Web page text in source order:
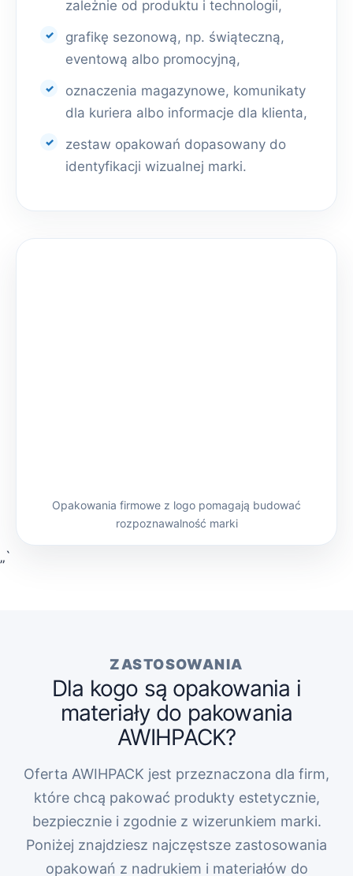
zależnie od produktu i technologii,
grafikę sezonową, np. świąteczną,
eventową albo promocyjną,
oznaczenia magazynowe, komunikaty
dla kuriera albo informacje dla klienta,
zestaw opakowań dopasowany do
identyfikacji wizualnej marki.
Opakowania firmowe z logo pomagają budować
rozpoznawalność marki
„`
ZASTOSOWANIA
Dla kogo są opakowania i
materiały do pakowania
AWIHPACK?
Oferta AWIHPACK jest przeznaczona dla firm,
które chcą pakować produkty estetycznie,
bezpiecznie i zgodnie z wizerunkiem marki.
Poniżej znajdziesz najczęstsze zastosowania
opakowań z nadrukiem i materiałów do